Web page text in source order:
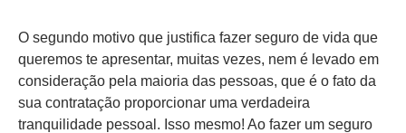
O segundo motivo que justifica fazer seguro de vida que
queremos te apresentar, muitas vezes, nem é levado em
consideração pela maioria das pessoas, que é o fato da
sua contratação proporcionar uma verdadeira
tranquilidade pessoal. Isso mesmo! Ao fazer um seguro